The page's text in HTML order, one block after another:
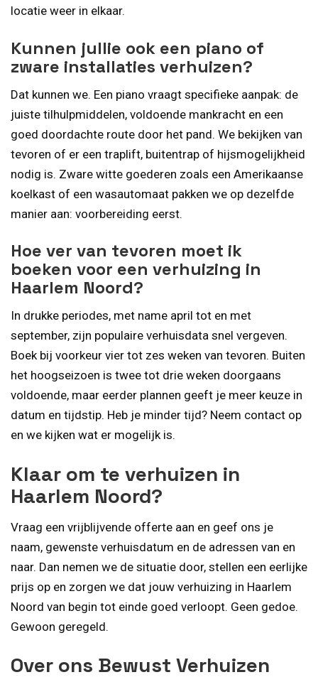
locatie weer in elkaar.
Kunnen jullie ook een piano of
zware installaties verhuizen?
Dat kunnen we. Een piano vraagt specifieke aanpak: de
juiste tilhulpmiddelen, voldoende mankracht en een
goed doordachte route door het pand. We bekijken van
tevoren of er een traplift, buitentrap of hijsmogelijkheid
nodig is. Zware witte goederen zoals een Amerikaanse
koelkast of een wasautomaat pakken we op dezelfde
manier aan: voorbereiding eerst.
Hoe ver van tevoren moet ik
boeken voor een verhuizing in
Haarlem Noord?
In drukke periodes, met name april tot en met
september, zijn populaire verhuisdata snel vergeven.
Boek bij voorkeur vier tot zes weken van tevoren. Buiten
het hoogseizoen is twee tot drie weken doorgaans
voldoende, maar eerder plannen geeft je meer keuze in
datum en tijdstip. Heb je minder tijd? Neem contact op
en we kijken wat er mogelijk is.
Klaar om te verhuizen in
Haarlem Noord?
Vraag een vrijblijvende offerte aan en geef ons je
naam, gewenste verhuisdatum en de adressen van en
naar. Dan nemen we de situatie door, stellen een eerlijke
prijs op en zorgen we dat jouw verhuizing in Haarlem
Noord van begin tot einde goed verloopt. Geen gedoe.
Gewoon geregeld.
Over ons Bewust Verhuizen